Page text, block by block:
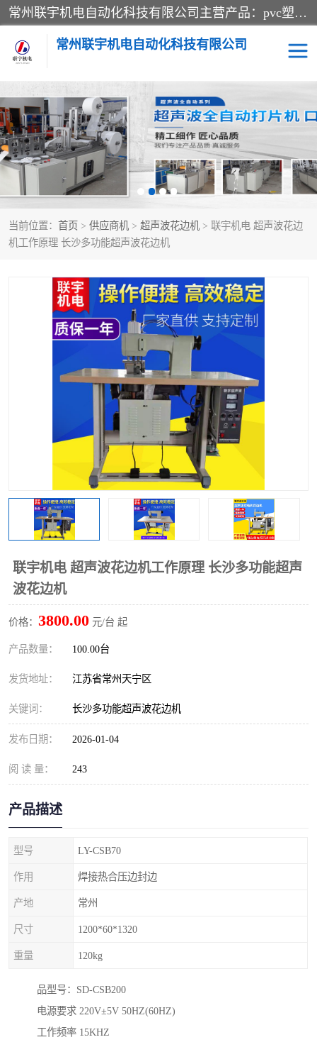
常州联宇机电自动化科技有限公司主营产品：pvc塑料焊机、高频热合机、软膜天花压边机、服装布料凹凸压花机、布料3d压印设备、服装植胶设备、超声波布料花边机、无纺布热合机、全自动压花机。
常州联宇机电自动化科技有限公司
当前位置： 首页 > 供应商机 > 超声波花边机 > 联宇机电 超声波花边
机工作原理 长沙多功能超声波花边机
联宇机电 超声波花边机工作原理 长沙多功能超声
波花边机
价格： 3800.00 元/台 起
产品数量： 100.00台
发货地址： 江苏省常州天宁区
关键词： 长沙多功能超声波花边机
发布日期： 2026-01-04
阅 读 量： 243
产品描述
型号 LY-CSB70
作用 焊接热合压边封边
产地 常州
尺寸 1200*60*1320
重量 120kg
品型号：SD-CSB200
电源要求 220V±5V 50HZ(60HZ)
工作频率 15KHZ
压花定型机以及压花模具 超声波热合机
高频热合机 超声波花边机
超声波复合压花机 凹凸压花机压标机
3040凹凸压花机 双头服装凹凸压花机
高频压花压标机 自动超声波打片成型机
泡壳包装封口机 海绵产品成型机
其他超声波系列